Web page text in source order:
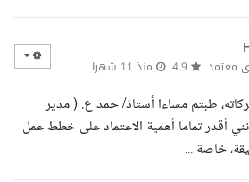
معتمد منذ 11 شهرا
طبتم مساءا أستاذ/ حمد ع. ( مدير
أقدر تماما أهمية الاعتماد على خطط عمل
خاصة ...